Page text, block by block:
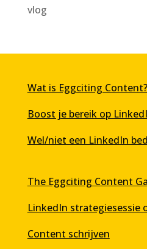
vlog
Wat is Eggciting Content?
Boost je bereik op
Wel/niet een LinkedIn
The Eggciting Content
LinkedIn strategiesessie
Content schrijven